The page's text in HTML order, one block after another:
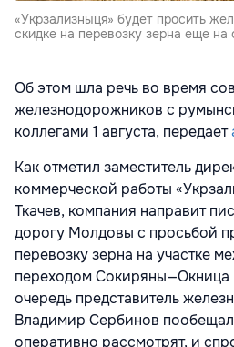
«Укрзализныця» будет просить
скидке на перевозку зерна еще на
Об этом шла речь во время
железнодорожников с
коллегами 1 августа, передает
Как отметил заместитель
коммерческой работы
Ткачев, компания направит
дорогу Молдовы с просьбой
перевозку зерна на участке
переходом
очередь представитель
Владимир Сербинов
оперативно рассмотрят, и